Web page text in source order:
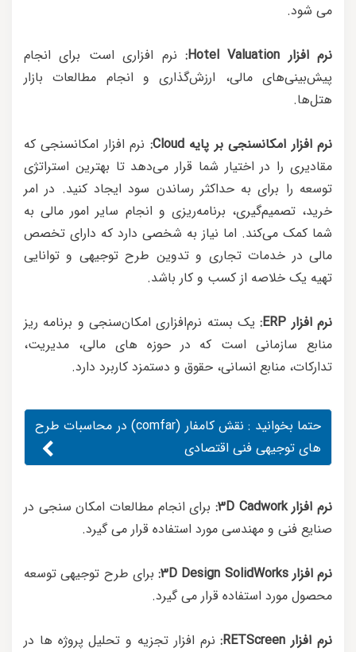
می شود.
نرم افزار Hotel Valuation:
نرم افزاری است برای انجام
پیش‌بینی‌های مالی، ارزش‌گذاری و انجام مطالعات بازار
هتل‌ها.
نرم افزار امکانسنجی بر پایه Cloud:
نرم افزار امکانسنجی که
مقادیری را در اختیار شما قرار می‌دهد تا بهترین استراتژی
توسعه را برای به حداکثر رساندن سود ایجاد کنید. در امر
خرید، تصمیم‌گیری، برنامه‌ریزی و انجام سایر امور مالی به
شما کمک می‌کند. اما نیاز به شخصی دارد که دارای تخصص
مالی در خدمات تجاری و تدوین طرح توجیهی و توانایی
تهیه یک خلاصه از کسب و کار باشد.
نرم افزار ERP:
یک بسته نرم‌افزاری امکان‌سنجی و برنامه ریز
منابع سازمانی است که در حوزه های مالی، مدیریت،
تدارکات، منابع انسانی، حقوق و دستمزد کاربرد دارد.
حتما بخوانید :
نقش کامفار (comfar) در محاسبات طرح
های توجیهی فنی اقتصادی
نرم افزار 3D Cadwork:
برای انجام مطالعات امکان سنجی در
صنایع فنی و مهندسی مورد استفاده قرار می گیرد.
نرم افزار 3D Design SolidWorks:
برای طرح توجیهی توسعه
محصول مورد استفاده قرار می گیرد.
نرم افزار RETScreen:
نرم افزار تجزیه و تحلیل پروژه ها در